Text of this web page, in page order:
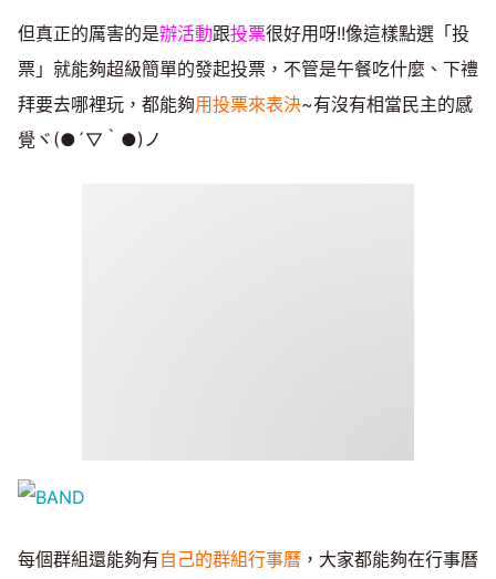
但真正的厲害的是辦活動跟投票很好用呀!!像這樣點選「投
票」就能夠超級簡單的發起投票，不管是午餐吃什麼、下禮
拜要去哪裡玩，都能夠用投票來表決~有沒有相當民主的感
覺ヾ(●´▽｀●)ノ
每個群組還能夠有自己的群組行事曆 ，大家都能夠在行事曆